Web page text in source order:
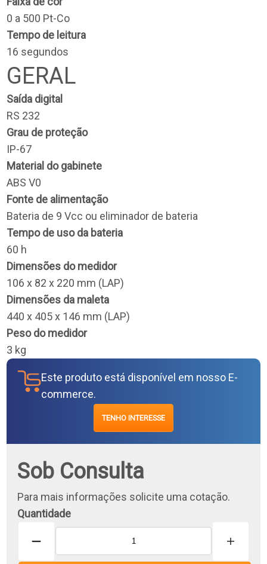
0 a 500 Pt-Co
Tempo de leitura
16 segundos
GERAL
Saída digital
RS 232
Grau de proteção
IP-67
Material do gabinete
ABS V0
Fonte de alimentação
Bateria de 9 Vcc ou eliminador de bateria
Tempo de uso da bateria
60 h
Dimensões do medidor
106 x 82 x 220 mm (LAP)
Dimensões da maleta
440 x 405 x 146 mm (LAP)
Peso do medidor
3 kg
Este produto está disponível em nosso E-
commerce.
TENHO INTERESSE
Sob Consulta
Para mais informações solicite uma cotação.
Quantidade